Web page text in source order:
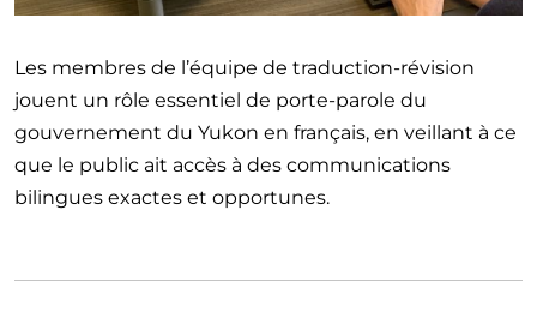
Les membres de l’équipe de traduction-révision
jouent un rôle essentiel de porte-parole du
gouvernement du Yukon en français, en veillant à ce
que le public ait accès à des communications
bilingues exactes et opportunes.